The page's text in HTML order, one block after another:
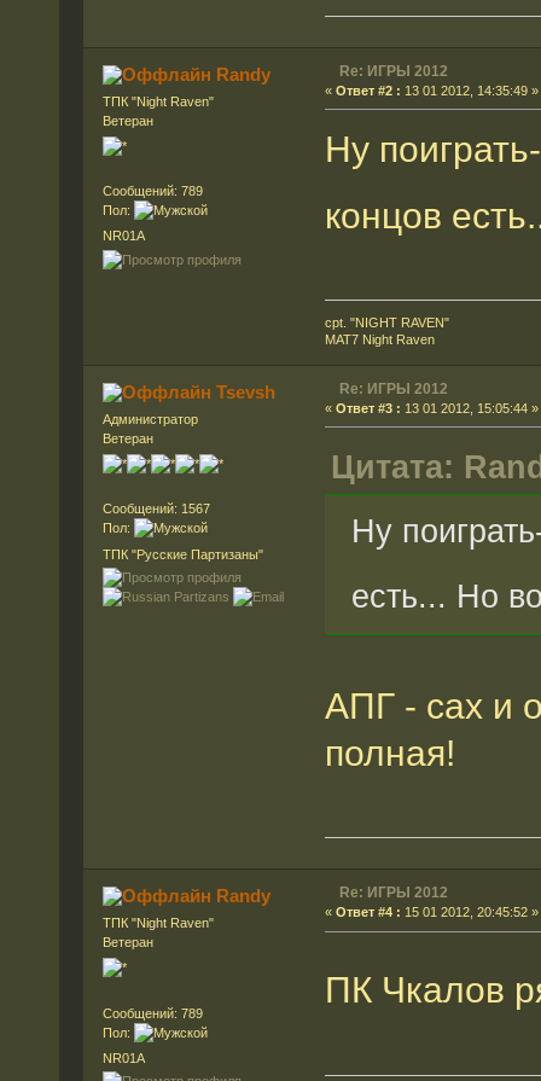
Randy
ТПК "Night Raven"
Ветеран
Сообщений: 789
Пол:
NR01A
Re: ИГРЫ 2012
« Ответ #2 : 13 01 2012, 14:35:49 »
Ну
концов
cpt. "NIGHT RAVEN"
MAT7 Night Raven
Tsevsh
Администратор
Ветеран
Сообщений: 1567
Пол:
ТПК "Русские Партизаны"
Re: ИГРЫ 2012
« Ответ #3 : 13 01 2012, 15:05:44 »
Цитата:
Ну
есть... Но
АПГ - cax и
полная!
Randy
ТПК "Night Raven"
Ветеран
Сообщений: 789
Пол:
NR01A
Re: ИГРЫ 2012
« Ответ #4 : 15 01 2012, 20:45:52 »
ПК Чкалов